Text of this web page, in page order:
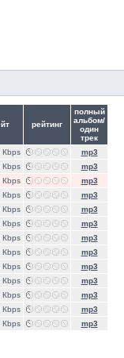
рейтинг
полный
альбом/
один
трек
Кbps
mp3
Кbps
mp3
Кbps
mp3
Кbps
mp3
Кbps
mp3
Кbps
mp3
Кbps
mp3
Кbps
mp3
Кbps
mp3
Кbps
mp3
Кbps
mp3
Кbps
mp3
Кbps
mp3